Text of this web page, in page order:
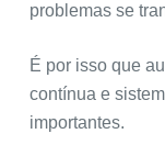
problemas se
É por isso que
contínua e
importantes.